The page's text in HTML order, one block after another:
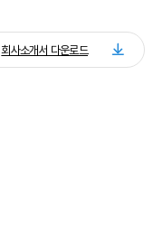
회사소개서 다운로드